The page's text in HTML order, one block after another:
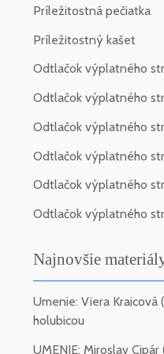
Príležitostná pečiatka
Príležitostný kašet
Odtlačok výplatného
Odtlačok výplatného
Odtlačok výplatného
Odtlačok výplatného
Odtlačok výplatného
Odtlačok výplatného
Najnovšie
Umenie: Viera Kraicová
holubicou
UMENIE: Miroslav